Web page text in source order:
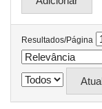
Resultados/Página